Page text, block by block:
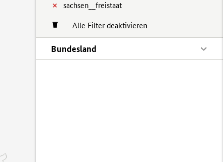
sachsen__freistaat
Alle Filter deaktivieren
Bundesland